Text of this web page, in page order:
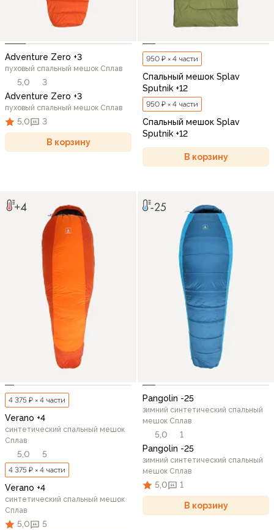
Adventure Zero +3
пуховый спальный мешок Сплав
5,0
3
Adventure Zero +3
пуховый спальный мешок Сплав
5,0 3
В корзину
950 ₽ × 4 части
Спальный мешок Splav
Sputnik +12
950 ₽ × 4 части
Спальный мешок Splav
Sputnik +12
В корзину
4 375 ₽ × 4 части
Verano +4
синтетический спальный мешок
Сплав
5,0 5
4 375 ₽ × 4 части
Verano +4
синтетический спальный мешок
Сплав
5,0 5
Pangolin -25
зимний синтетический спальный
мешок Сплав
5,0
1
Pangolin -25
зимний синтетический спальный
мешок Сплав
5,0 1
В корзину